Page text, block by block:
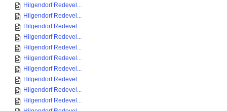
Hilgendorf Redevel...
Hilgendorf Redevel...
Hilgendorf Redevel...
Hilgendorf Redevel...
Hilgendorf Redevel...
Hilgendorf Redevel...
Hilgendorf Redevel...
Hilgendorf Redevel...
Hilgendorf Redevel...
Hilgendorf Redevel...